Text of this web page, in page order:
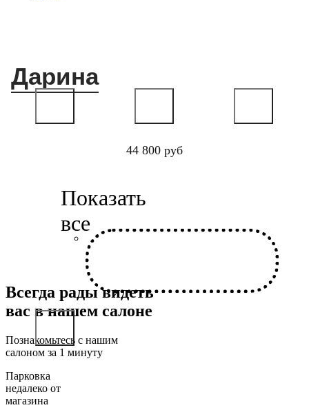
Дарина
44 800 руб
Всегда рады видеть
вас в нашем салоне
Познакомьтесь с нашим
салоном за 1 минуту
Парковка
недалеко от
магазина